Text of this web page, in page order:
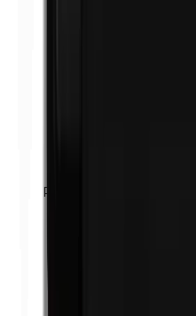
Propilenglicol